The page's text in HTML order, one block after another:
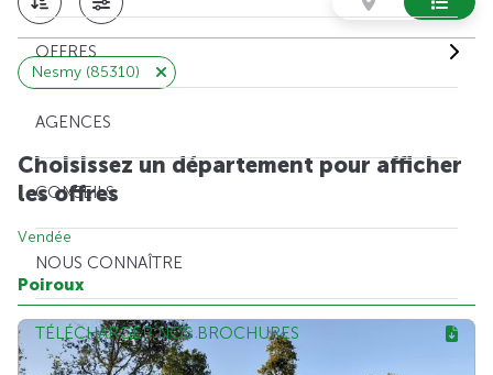
OFFRES
AGENCES
CONSEILS
NOUS CONNAÎTRE
TÉLÉCHARGER NOS BROCHURES
Nesmy (85310)
Choisissez un département pour afficher
les offres
Vendée
Poiroux